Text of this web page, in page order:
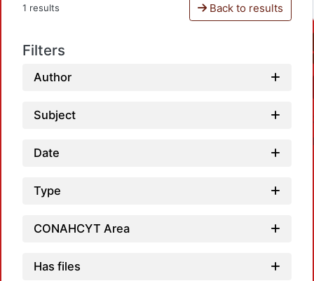
1 results Back to results
Filters
Author
Subject
Date
Type
CONAHCYT Area
Has files